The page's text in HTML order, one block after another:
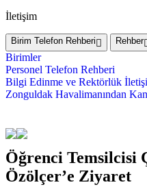
İletişim
Birim Telefon Rehberi Rehber
Birimler
Personel Telefon Rehberi
Bilgi Edinme ve Rektörlük
Zonguldak Havalimanından
Öğrenci Temsilcisi
Özölçer’e Ziyaret